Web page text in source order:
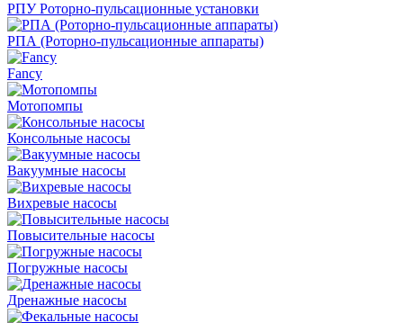
РПУ Роторно-пульсационные установки
РПА (Роторно-пульсационные аппараты)
Fancy
Мотопомпы
Консольные насосы
Вакуумные насосы
Вихревые насосы
Повысительные насосы
Погружные насосы
Дренажные насосы